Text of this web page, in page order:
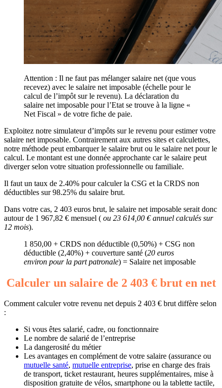
Attention : Il ne faut pas mélanger salaire net (que vous
recevez) avec le salaire net imposable (échelle pour le
calcul de l’impôt sur le revenu). La déclaration du
salaire net imposable pour l’Etat se trouve à la ligne «
Net Fiscal » de votre fiche de paie.
Exploitez notre simulateur d’impôts sur le revenu pour estimer votre
salaire net imposable. Contrairement aux autres sites et calculettes,
notre méthode peut embarquer le salaire brut ou le salaire net pour le
calcul. Le montant est une donnée approchante car le salaire peut
diverger selon votre situation professionnelle ou familiale.
Il faut un taux de 2.40% pour calculer la CSG et la CRDS non
déductibles sur 98.25% du salaire brut.
Dans votre cas, 2 403 euros brut, le salaire net imposable serait donc
autour de 1 967,82 € mensuel ( ou 23 614,00 € annuel calculés sur
12 mois).
1 850,00 + CRDS non déductible (0,50%) + CSG non
déductible (2,40%) + couverture santé (20 euros
environ pour la part patronale) = Salaire net imposable
Calculer un salaire de 2 403 € brut en net
Comment calculer votre revenu net depuis 2 403 € brut diffère selon
:
Si vous êtes salarié, cadre, ou fonctionnaire
Le nombre de salarié de l’entreprise
La dangerosité du métier
Les avantages en complément de votre salaire (assurance ou
mutuelle santé, mutuelle entreprise, prise en charge des frais
de transport, ticket restaurant, heures supplémentaires, mise à
disposition gratuite de vélos, smartphone ou la tablette tactile,